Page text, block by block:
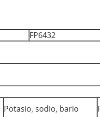
FP6432
Potasio, sodio, bario